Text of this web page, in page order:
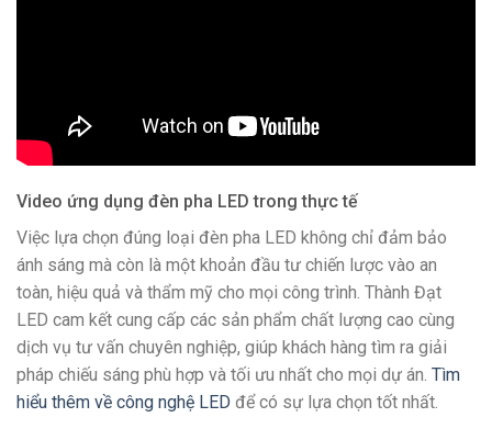
Video ứng dụng đèn pha LED trong thực tế
Việc lựa chọn đúng loại đèn pha LED không chỉ đảm bảo
ánh sáng mà còn là một khoản đầu tư chiến lược vào an
toàn, hiệu quả và thẩm mỹ cho mọi công trình. Thành Đạt
LED cam kết cung cấp các sản phẩm chất lượng cao cùng
dịch vụ tư vấn chuyên nghiệp, giúp khách hàng tìm ra giải
pháp chiếu sáng phù hợp và tối ưu nhất cho mọi dự án. Tìm
hiểu thêm về công nghệ LED để có sự lựa chọn tốt nhất.